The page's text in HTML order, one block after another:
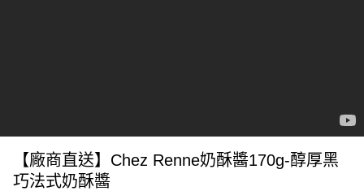
【廠商直送】Chez Renne奶酥醬170g-醇厚黑
巧法式奶酥醬